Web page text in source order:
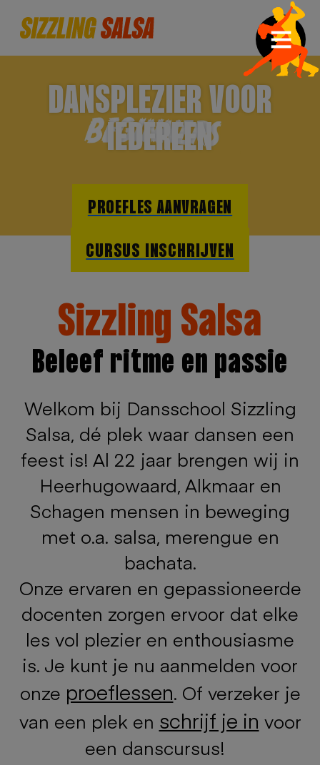
DANSPLEZIER VOOR
IEDEREEN
PROEFLES AANVRAGEN
CURSUS INSCHRIJVEN
Sizzling Salsa
Beleef ritme en passie
Welkom bij Dansschool Sizzling
Salsa, dé plek waar dansen een
feest is! Al 22 jaar brengen wij in
Heerhugowaard, Alkmaar en
Schagen mensen in beweging
met o.a. salsa, merengue en
bachata.
Onze ervaren en gepassioneerde
docenten zorgen ervoor dat elke
les vol plezier en enthousiasme
is. Je kunt je nu aanmelden voor
onze proeflessen. Of verzeker je
van een plek en schrijf je in voor
een danscursus!